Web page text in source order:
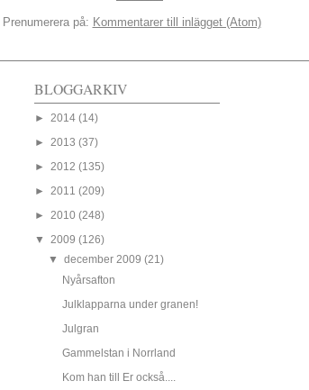
Prenumerera på: Kommentarer till inlägget (Atom)
BLOGGARKIV
►2014(14)
►2013(37)
►2012(135)
►2011(209)
►2010(248)
▼2009(126)
▼december 2009(21)
Nyårsafton
Julklapparna under granen!
Julgran
Gammelstan i Norrland
Kom han till Er också....